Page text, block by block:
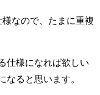
なので、たまに重複
仕様になれば欲しい
なると思います。